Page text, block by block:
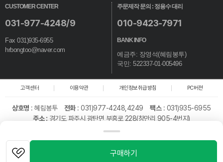
구매하기
CUSTOMER CENTER
031-977-4248/9
Fax 031)935-6955
hrbongtoo@naver.com
주문제작 문의 : 정용수 대리
010-9423-7971
BANK INFO
예금주: 장영석(혜림봉투)
국민: 522337-01-005496
고객센터 이용약관 개인정보취급방침 PC버젼
상호명 :혜림봉투 전화: 031)977-4248,4249 팩스: 031)935-6955
주소 : 경기도 파주시 광탄면 부흥로 228(창만리 905-4번지)
개인정보책임자
통신판매업신고번호: 제 2019-경기파주-2100호
: 128-39-25691